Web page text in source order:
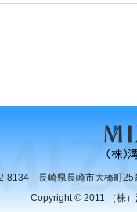
8134 長崎県長崎市大橋町
Copyright © 2011 （株